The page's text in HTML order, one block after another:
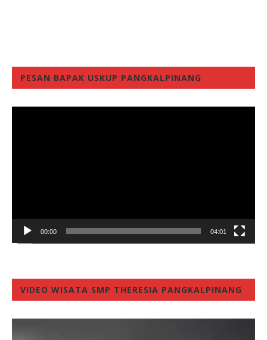
PESAN BAPAK USKUP PANGKALPINANG
00:00 04:01
VIDEO WISATA SMP THERESIA PANGKALPINANG